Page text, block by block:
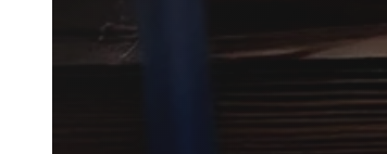
Effektiv
Få kontakt til en
situationen og lægge